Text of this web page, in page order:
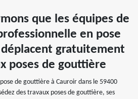
que les équipes de
en pose
gratuitement
poses de gouttière
de gouttière à Cauroir dans le 59400
des travaux poses de gouttière, ses